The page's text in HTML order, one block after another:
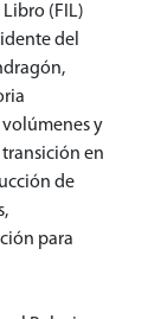
(FIL)
del
y
transición en
de
para